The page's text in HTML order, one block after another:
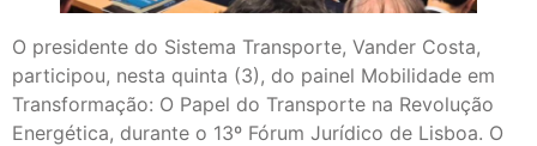
O presidente do Sistema Transporte, Vander Costa,
participou, nesta quinta (3), do painel Mobilidade em
Transformação: O Papel do Transporte na Revolução
Energética, durante o 13º Fórum Jurídico de Lisboa. O